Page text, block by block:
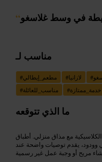
“في وسط غلاسغو
مناسب لـ
#مطعم_إيطالي #لازانيا #
#مناسب_للعائلة #خدمة_ممتازة
ما الذي تتوقعه
الكلاسيكية مع مذاق منزلي. أطباق
يقدم توصيات واضحة عند